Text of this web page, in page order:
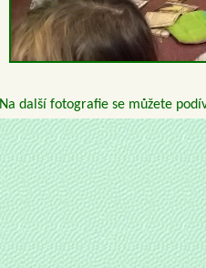
Na další fotografie se můžete